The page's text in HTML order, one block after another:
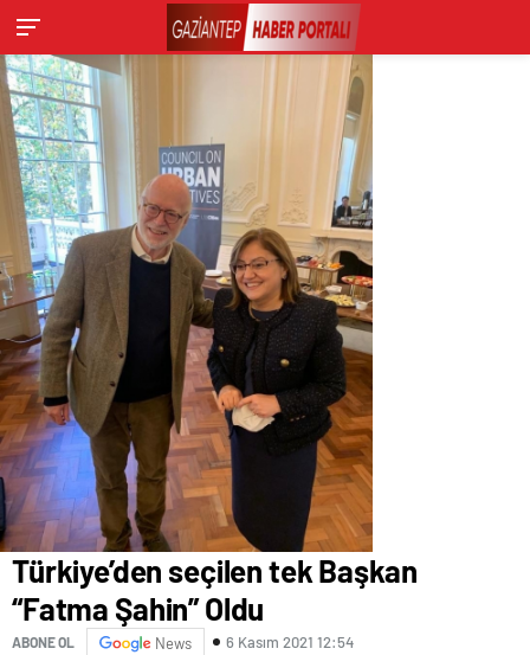
Türkiye’den seçilen tek Başkan
“Fatma Şahin” Oldu
ABONE OL News 6 Kasım 2021 12:54